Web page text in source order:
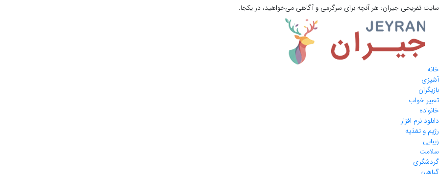
سایت تفریحی جیران: هر آنچه برای سرگرمی و آگاهی می‌خواهید، در یکجا.
خانه
آشپزی
بازیگران
تعبیر خواب
خانواده
دانلود نرم افزار
رژیم و تغذیه
زیبایی
سلامت
گردشگری